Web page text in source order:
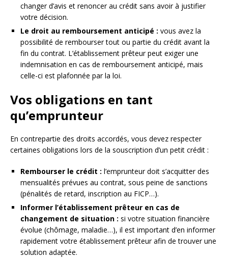
changer d’avis et renoncer au crédit sans avoir à justifier
votre décision.
Le droit au remboursement anticipé : vous avez la
possibilité de rembourser tout ou partie du crédit avant la
fin du contrat. L’établissement prêteur peut exiger une
indemnisation en cas de remboursement anticipé, mais
celle-ci est plafonnée par la loi.
Vos obligations en tant
qu’emprunteur
En contrepartie des droits accordés, vous devez respecter
certaines obligations lors de la souscription d’un petit crédit :
Rembourser le crédit : l’emprunteur doit s’acquitter des
mensualités prévues au contrat, sous peine de sanctions
(pénalités de retard, inscription au FICP…).
Informer l’établissement prêteur en cas de
changement de situation : si votre situation financière
évolue (chômage, maladie…), il est important d’en informer
rapidement votre établissement prêteur afin de trouver une
solution adaptée.